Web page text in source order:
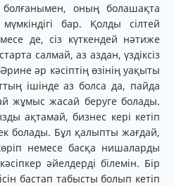
болғанымен, оның болашақта
бар. Қолды сілтей
де, сіз күткендей нәтиже
салмай, аз аздан, үздіксіз
әр кәсіптің өзінің уақыты
ішінде аз болса да, пайда
жұмыс жасай беруге болады.
ақтамай, бизнес кері кетіп
болады. Бұл қалыпты жағдай,
немесе басқа нишаларды
әйелдерді білемін. Бір
бастап табысты болып кетіп